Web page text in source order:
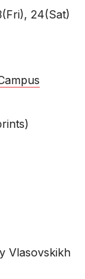
24(Sat)
Vlasovskikh